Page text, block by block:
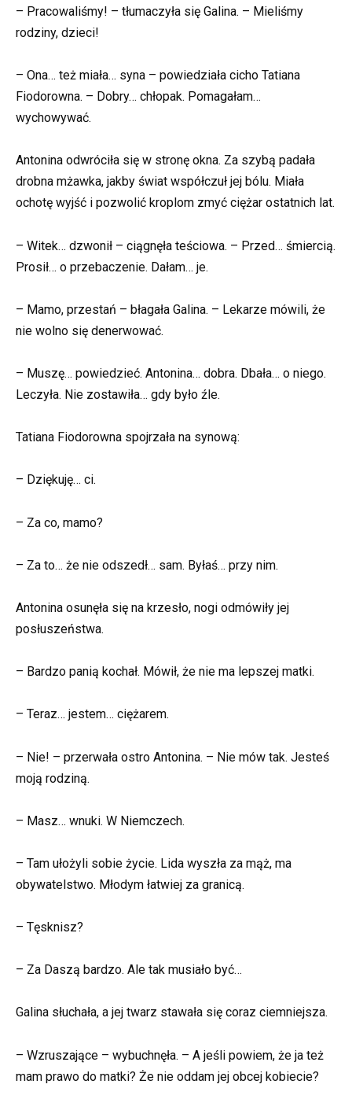
– Pracowaliśmy! – tłumaczyła się Galina. – Mieliśmy
rodziny, dzieci!
– Ona… też miała… syna – powiedziała cicho Tatiana
Fiodorowna. – Dobry… chłopak. Pomagałam…
wychowywać.
Antonina odwróciła się w stronę okna. Za szybą padała
drobna mżawka, jakby świat współczuł jej bólu. Miała
ochotę wyjść i pozwolić kroplom zmyć ciężar ostatnich lat.
– Witek… dzwonił – ciągnęła teściowa. – Przed… śmiercią.
Prosił… o przebaczenie. Dałam… je.
– Mamo, przestań – błagała Galina. – Lekarze mówili, że
nie wolno się denerwować.
– Muszę… powiedzieć. Antonina… dobra. Dbała… o niego.
Leczyła. Nie zostawiła… gdy było źle.
Tatiana Fiodorowna spojrzała na synową:
– Dziękuję… ci.
– Za co, mamo?
– Za to… że nie odszedł… sam. Byłaś… przy nim.
Antonina osunęła się na krzesło, nogi odmówiły jej
posłuszeństwa.
– Bardzo panią kochał. Mówił, że nie ma lepszej matki.
– Teraz… jestem… ciężarem.
– Nie! – przerwała ostro Antonina. – Nie mów tak. Jesteś
moją rodziną.
– Masz… wnuki. W Niemczech.
– Tam ułożyli sobie życie. Lida wyszła za mąż, ma
obywatelstwo. Młodym łatwiej za granicą.
– Tęsknisz?
– Za Daszą bardzo. Ale tak musiało być…
Galina słuchała, a jej twarz stawała się coraz ciemniejsza.
– Wzruszające – wybuchnęła. – A jeśli powiem, że ja też
mam prawo do matki? Że nie oddam jej obcej kobiecie?